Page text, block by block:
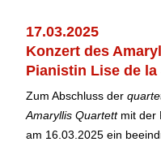
17.03.2025
Konzert des
Pianistin Lise de
Zum Abschluss der
Amaryllis Quartettmit der
am 16.03.2025 ein